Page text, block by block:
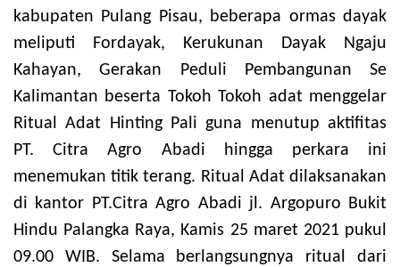
kabupaten Pulang Pisau, beberapa ormas dayak
meliputi Fordayak, Kerukunan Dayak Ngaju
Kahayan, Gerakan Peduli Pembangunan Se
Kalimantan beserta Tokoh Tokoh adat menggelar
Ritual Adat Hinting Pali guna menutup aktifitas
PT. Citra Agro Abadi hingga perkara ini
menemukan titik terang. Ritual Adat dilaksanakan
di kantor PT.Citra Agro Abadi jl. Argopuro Bukit
Hindu Palangka Raya, Kamis 25 maret 2021 pukul
09.00 WIB. Selama berlangsungnya ritual dari